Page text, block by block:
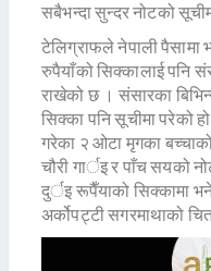
सबैभन्दा सुन्दर नोटको
टेलिग्राफले नेपाली
रुपैयाँको सिक्कालाई पनि
राखेको छ । संसारका
सिक्का पनि सूचीमा परेको
गरेका २ ओटा मृगका
चौरी गार्इ र पाँच सयको
दुर्इ रूपैँयाको सिक्कामा
अर्कोपट्टी सगरमाथाको